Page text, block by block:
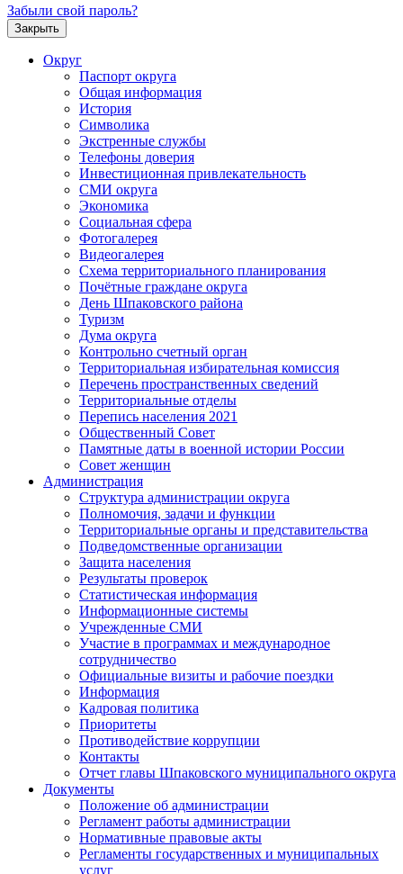
Забыли свой пароль?
Закрыть
Округ
Паспорт округа
Общая информация
История
Символика
Экстренные службы
Телефоны доверия
Инвестиционная привлекательность
СМИ округа
Экономика
Социальная сфера
Фотогалерея
Видеогалерея
Схема территориального планирования
Почётные граждане округа
День Шпаковского района
Туризм
Дума округа
Контрольно счетный орган
Территориальная избирательная комиссия
Перечень пространственных сведений
Территориальные отделы
Перепись населения 2021
Общественный Совет
Памятные даты в военной истории России
Совет женщин
Администрация
Структура администрации округа
Полномочия, задачи и функции
Территориальные органы и представительства
Подведомственные организации
Защита населения
Результаты проверок
Статистическая информация
Информационные системы
Учрежденные СМИ
Участие в программах и международное
сотрудничество
Официальные визиты и рабочие поездки
Информация
Кадровая политика
Приоритеты
Противодействие коррупции
Контакты
Отчет главы Шпаковского муниципального округа
Документы
Положение об администрации
Регламент работы администрации
Нормативные правовые акты
Регламенты государственных и муниципальных
услуг